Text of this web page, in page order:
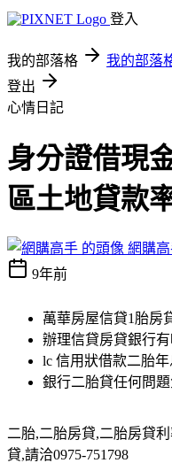
登入
我的部落格 我的部落
登出
心情日記
身分證借現
區土地貸款
網購
9年前
萬華房屋信貸1胎房
辦理信貸房貸銀行
lc 信用狀借款二胎
銀行二胎貸任何問
二胎,二胎房貸,二胎房貸
貸,請洽0975-751798